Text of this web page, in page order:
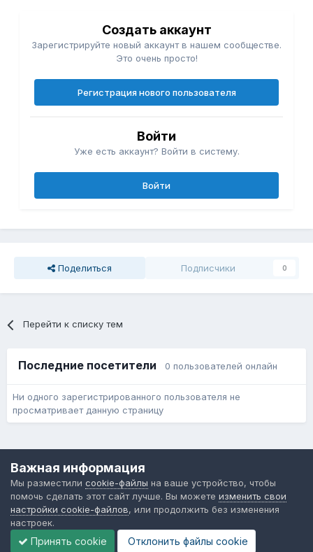
Создать аккаунт
Зарегистрируйте новый аккаунт в нашем сообществе.
Это очень просто!
Регистрация нового пользователя
Войти
Уже есть аккаунт? Войти в систему.
Войти
Поделиться Подписчики 0
Перейти к списку тем
Последние посетители 0 пользователей онлайн
Ни одного зарегистрированного пользователя не
просматривает данную страницу
Форум общественного транспорта
Powered by Invision Community
Важная информация
Мы разместили cookie-файлы на ваше устройство, чтобы
помочь сделать этот сайт лучше. Вы можете изменить свои
настройки cookie-файлов, или продолжить без изменения
настроек.
Принять cookie Отклонить файлы сookie